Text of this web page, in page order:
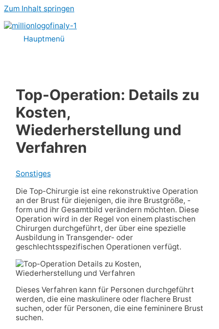
Zum Inhalt springen
Hauptmenü
Top-Operation: Details zu
Kosten,
Wiederherstellung und
Verfahren
Sonstiges
Die Top-Chirurgie ist eine rekonstruktive Operation
an der Brust für diejenigen, die ihre Brustgröße, -
form und ihr Gesamtbild verändern möchten. Diese
Operation wird in der Regel von einem plastischen
Chirurgen durchgeführt, der über eine spezielle
Ausbildung in Transgender- oder
geschlechtsspezifischen Operationen verfügt.
Dieses Verfahren kann für Personen durchgeführt
werden, die eine maskulinere oder flachere Brust
suchen, oder für Personen, die eine femininere Brust
suchen.